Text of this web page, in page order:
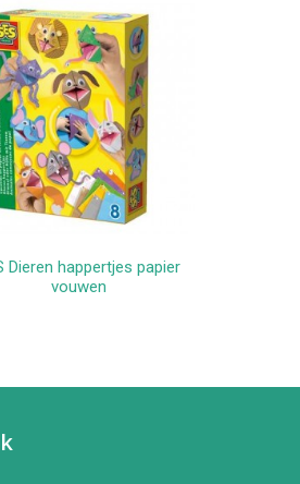
In winkelwagen
Dieren happertjes papier
vouwen